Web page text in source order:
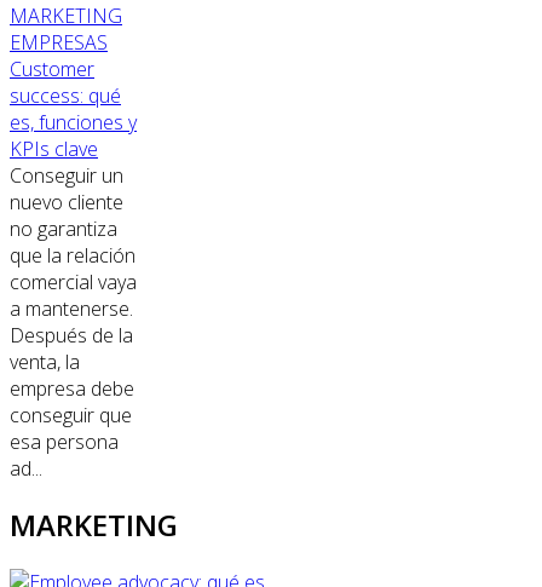
MARKETING
EMPRESAS
Customer
success: qué
es, funciones y
KPIs clave
Conseguir un
nuevo cliente
no garantiza
que la relación
comercial vaya
a mantenerse.
Después de la
venta, la
empresa debe
conseguir que
esa persona
ad...
MARKETING